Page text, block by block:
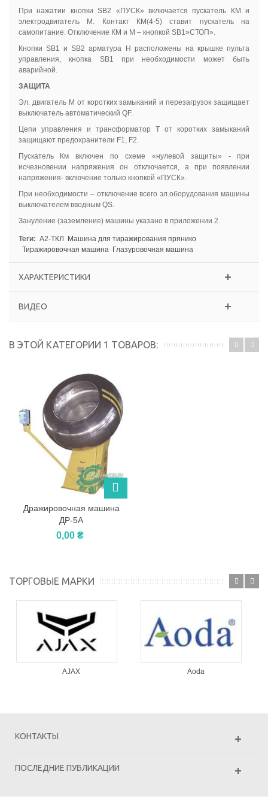
При нажатии кнопки SB2 «ПУСК» включается пускатель КМ и
электродвигатель М. Контакт КМ(4-5) ставит пускатель на
самопитание. Отключение КМ и М – кнопкой SB1»СТОП».
Кнопки SB1 и SB2 арматура Н расположены на крышке пульта
управления, кнопка SB1 при необходимости может быть
аварийной.
ЗАЩИТА
Эл. двигатель М от коротких замыканий и перезагрузок защищает
выключатель автоматический QF.
Цепи управления и трансформатор Т от коротких замыканий
защищают предохранители F1, F2.
Пускатель Км включен по схеме «нулевой защиты» - при
исчезновении напряжения он отключается, а при появлении
напряжения- включение только кнопкой «ПУСК».
При необходимости – отключение всего эл.оборудования машины
выключателем вводным QS.
Зануление (заземление) машины указано в приложении 2.
Теги: А2-ТКЛ
Машина для тиражирования прянико
Тиражировочная машина
Глазуровочная машина
ХАРАКТЕРИСТИКИ
ВИДЕО
В ЭТОЙ КАТЕГОРИИ 1 ТОВАРОВ:
Дражировочная машина
ДР-5А
0,00 ₴
ТОРГОВЫЕ МАРКИ
AJAX Aoda
КОНТАКТЫ
ПОСЛЕДНИЕ ПУБЛИКАЦИИ